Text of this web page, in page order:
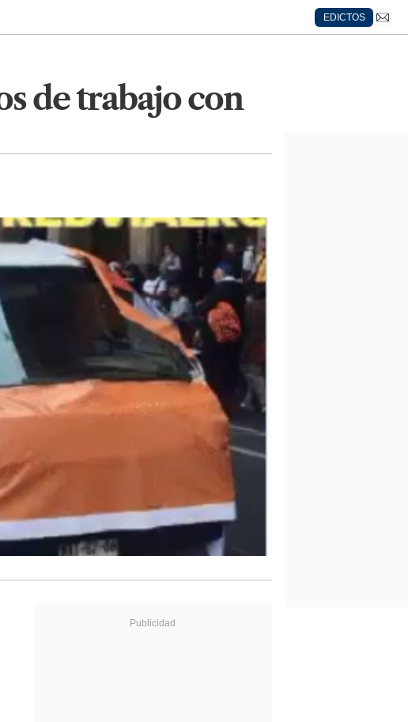
EDICTOS
de trabajo con